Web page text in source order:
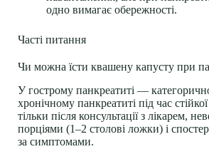
одно вимагає обережності.
Часті питання
Чи можна їсти квашену капусту при
У гострому панкреатиті —
хронічному панкреатиті під час
тільки після консультації з лікарем,
порціями (1–2 столові ложки) і
за симптомами.